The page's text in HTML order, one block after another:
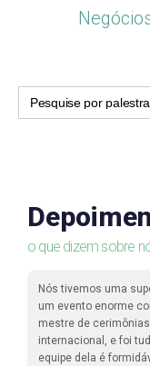
Search
for:
o que dizem sobre
Nós tivemos uma
um evento enorme
mestre de
internacional, e foi
equipe dela é